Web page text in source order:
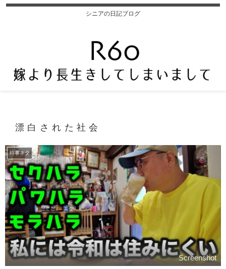
シニアの日記ブログ
漂白された社会
時事ネタ
Screenshot